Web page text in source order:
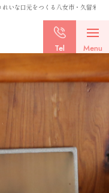
いな口元をつくる八女市・久留米市
Tel Menu